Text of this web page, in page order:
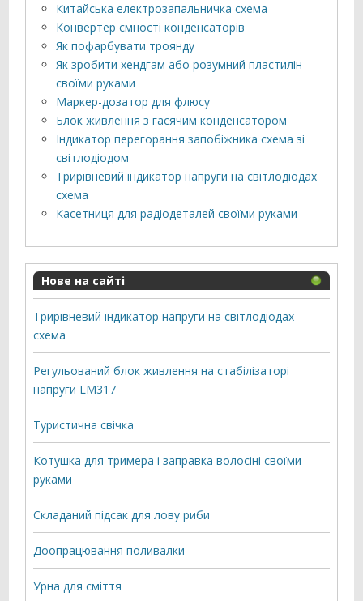
Китайська електрозапальничка схема
Конвертер ємності конденсаторів
Як пофарбувати троянду
Як зробити хендгам або розумний пластилін
своїми руками
Маркер-дозатор для флюсу
Блок живлення з гасячим конденсатором
Індикатор перегорання запобіжника схема зі
світлодіодом
Трирівневий індикатор напруги на світлодіодах
схема
Касетниця для радіодеталей своїми руками
Нове на сайті
Трирівневий індикатор напруги на світлодіодах
схема
Регульований блок живлення на стабілізаторі
напруги LM317
Туристична свічка
Котушка для тримера і заправка волосіні своїми
руками
Складаний підсак для лову риби
Доопрацювання поливалки
Урна для сміття